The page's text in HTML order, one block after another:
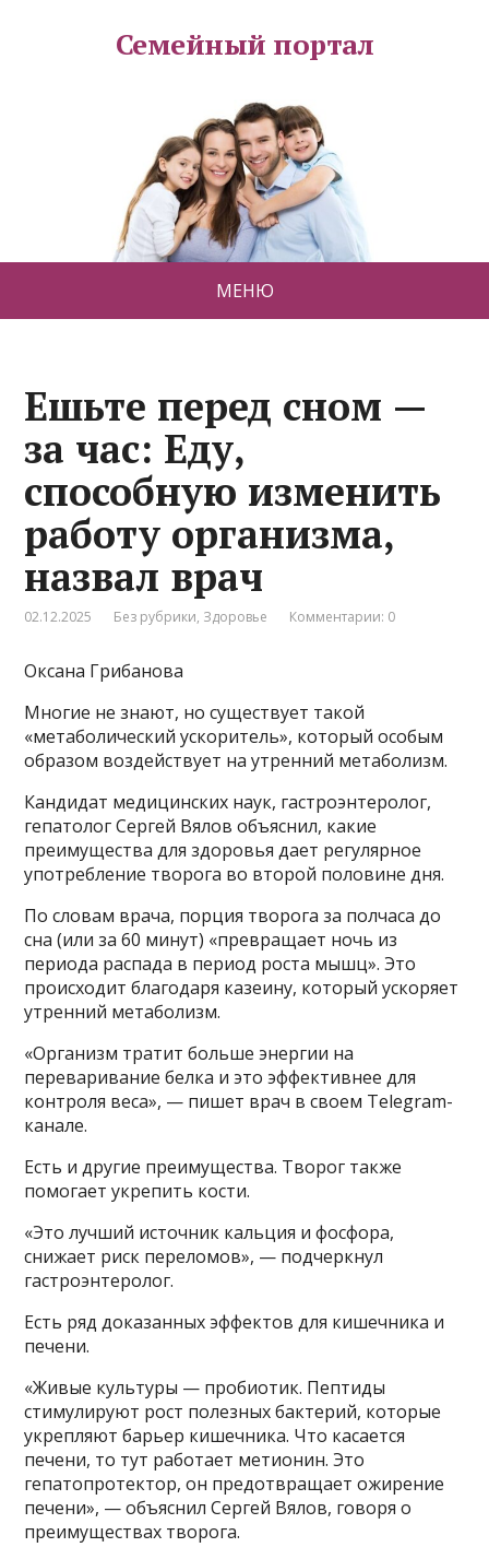
Семейный портал
МЕНЮ
Ешьте перед сном —
за час: Еду,
способную изменить
работу организма,
назвал врач
02.12.2025 Без рубрики, Здоровье Комментарии: 0
Оксана Грибанова
Многие не знают, но существует такой
«метаболический ускоритель», который особым
образом воздействует на утренний метаболизм.
Кандидат медицинских наук, гастроэнтеролог,
гепатолог Сергей Вялов объяснил, какие
преимущества для здоровья дает регулярное
употребление творога во второй половине дня.
По словам врача, порция творога за полчаса до
сна (или за 60 минут) «превращает ночь из
периода распада в период роста мышц». Это
происходит благодаря казеину, который ускоряет
утренний метаболизм.
«Организм тратит больше энергии на
переваривание белка и это эффективнее для
контроля веса», — пишет врач в своем Telegram-
канале.
Есть и другие преимущества. Творог также
помогает укрепить кости.
«Это лучший источник кальция и фосфора,
снижает риск переломов», — подчеркнул
гастроэнтеролог.
Есть ряд доказанных эффектов для кишечника и
печени.
«Живые культуры — пробиотик. Пептиды
стимулируют рост полезных бактерий, которые
укрепляют барьер кишечника. Что касается
печени, то тут работает метионин. Это
гепатопротектор, он предотвращает ожирение
печени», — объяснил Сергей Вялов, говоря о
преимуществах творога.